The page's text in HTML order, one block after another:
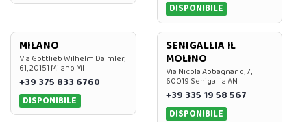
DISPONIBILE
MILANO
Via Gottlieb Wilhelm Daimler,
61, 20151 Milano MI
+39 375 833 6760
DISPONIBILE
SENIGALLIA IL
MOLINO
Via Nicola Abbagnano, 7,
60019 Senigallia AN
+39 335 19 58 567
DISPONIBILE